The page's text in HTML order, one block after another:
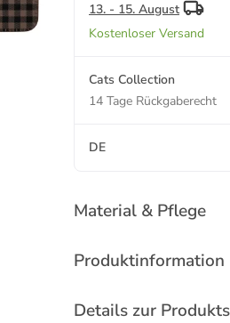
13. - 15. August
Kostenloser Versand
Cats Collection
14 Tage Rückgaberecht
DE
Material & Pflege
Produktinformation
Details zur